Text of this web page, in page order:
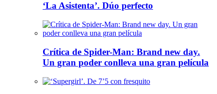
‘La Asistenta’. Dúo perfecto
Crítica de Spider-Man: Brand new day.
Un gran poder conlleva una gran película